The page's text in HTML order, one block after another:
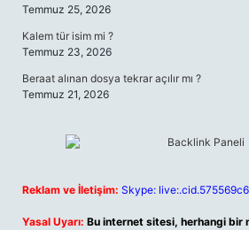
Temmuz 25, 2026
Kalem tür isim mi ?
Temmuz 23, 2026
Beraat alınan dosya tekrar açılır mı ?
Temmuz 21, 2026
Reklam ve İletişim: Skype:
Yasal Uyarı: Bu internet sitesi, herhangi bir